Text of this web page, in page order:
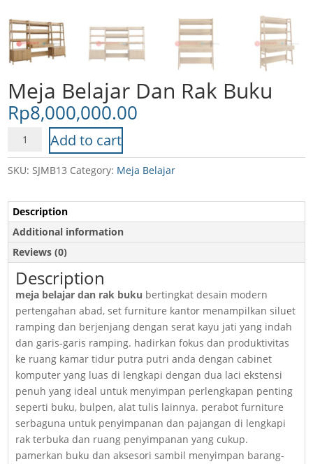
Meja Belajar Dan Rak Buku
Rp8,000,000.00
Meja
Dan
Buku
quantity
Add to cart
SKU:SJMB13 Category: Meja Belajar
Description
Additional information
Reviews (0)
Description
meja belajar dan rak buku bertingkat desain modern
pertengahan abad, set furniture kantor menampilkan siluet
ramping dan berjenjang dengan serat kayu jati yang indah
dan garis-garis ramping. hadirkan fokus dan produktivitas
ke ruang kamar tidur putra putri anda dengan cabinet
komputer yang luas di lengkapi dengan dua laci ekstensi
penuh yang ideal untuk menyimpan perlengkapan penting
seperti buku, bulpen, alat tulis lainnya. perabot furniture
serbaguna untuk penyimpanan dan pajangan di lengkapi
rak terbuka dan ruang penyimpanan yang cukup.
pamerkan buku dan aksesori sambil menyimpan barang-